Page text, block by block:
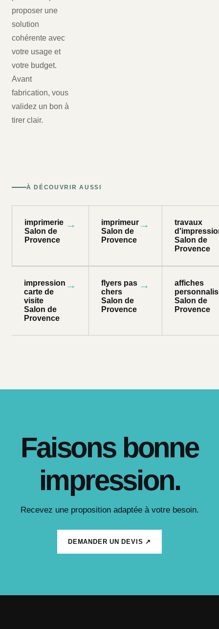
proposer une
solution
cohérente avec
votre usage et
votre budget.
Avant
fabrication, vous
validez un bon à
tirer clair.
À DÉCOUVRIR AUSSI
imprimerie
Salon de
Provence
→
imprimeur
Salon de
Provence
→
travaux
Salon de
Provence
impression
carte de
visite
Salon de
Provence
→
flyers pas
chers
Salon de
Provence
→
affiches
Salon de
Provence
Faisons bonne
impression.
Recevez une proposition adaptée à votre besoin.
DEMANDER UN DEVIS ↗